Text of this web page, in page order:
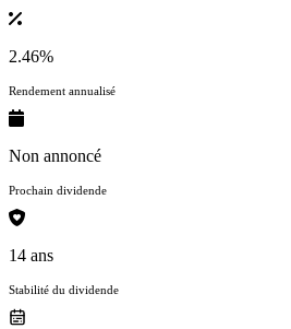
2.46%
Rendement annualisé
Non annoncé
Prochain dividende
14 ans
Stabilité du dividende